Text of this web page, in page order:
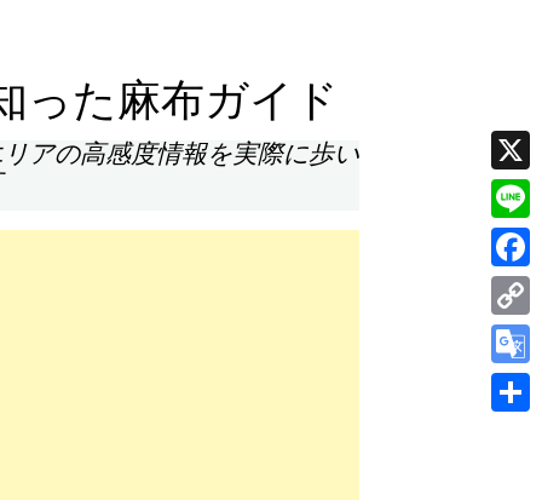
った麻布ガイド
アの高感度情報を実際に歩い
X
Line
Link